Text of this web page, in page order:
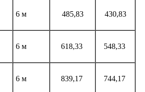
6 м 485,83 430,83
6 м 618,33 548,33
6 м 839,17 744,17